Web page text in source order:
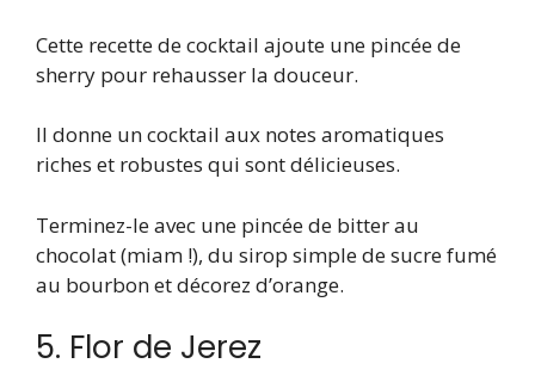
Cette recette de cocktail ajoute une pincée de
sherry pour rehausser la douceur.
Il donne un cocktail aux notes aromatiques
riches et robustes qui sont délicieuses.
Terminez-le avec une pincée de bitter au
chocolat (miam !), du sirop simple de sucre fumé
au bourbon et décorez d’orange.
5. Flor de Jerez